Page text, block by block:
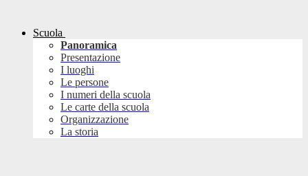
Scuola
Panoramica
Presentazione
I luoghi
Le persone
I numeri della scuola
Le carte della scuola
Organizzazione
La storia